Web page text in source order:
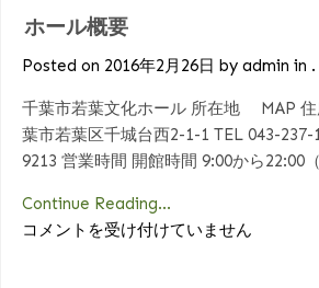
ク
ホール概要
Posted on 2016年2月26日 by admin in .
千葉市若葉文化ホール 所在地 MAP
葉市若葉区千城台西2-1-1 TEL 043-237-
9213 営業時間 開館時間 9:00から22:00
Continue Reading...
ホ
コメントを受け付けていません